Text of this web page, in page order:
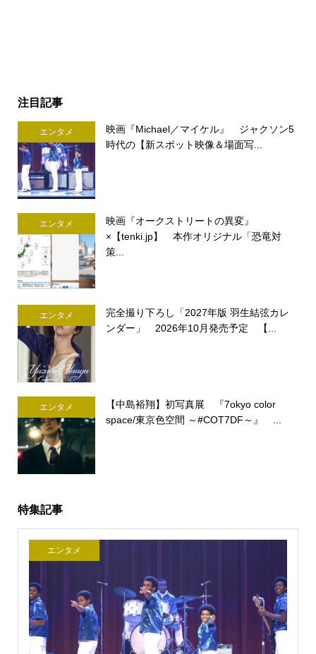
注目記事
エンタメ
映画『Michael／マイケル』 ジャクソン5
時代の【新スポット映像＆場面写...
エンタメ
映画『オークストリートの異変』
×【tenki.jp】 本作オリジナル「恐竜対
策...
エンタメ
完全撮り下ろし「2027年版 羽生結弦カレ
ンダー」 2026年10月発売予定 【...
エンタメ
【中島裕翔】初写真展 『7okyo color
space/東京色空間 ～#COT7DF～』 ...
特集記事
エンタメ